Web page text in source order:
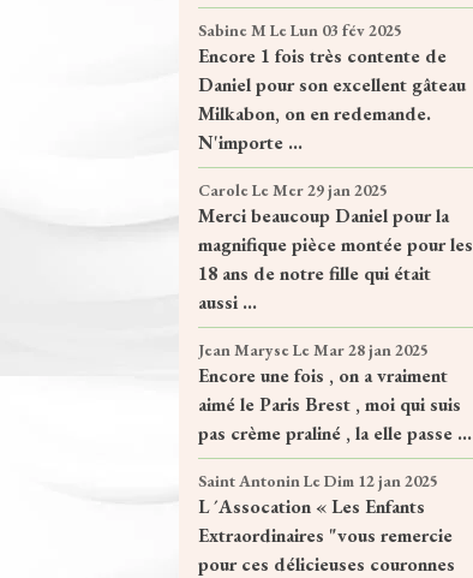
Sabine M Le Lun 03 fév 2025
Encore 1 fois très contente de
Daniel pour son excellent gâteau
Milkabon, on en redemande.
N'importe ...
CaroleLe Mer 29 jan 2025
Merci beaucoup Daniel pour la
magnifique pièce montée pour les
18 ans de notre fille qui était
aussi ...
Jean MaryseLe Mar 28 jan 2025
Encore une fois , on a vraiment
aimé le Paris Brest , moi qui suis
pas crème praliné , la elle passe ...
Saint AntoninLe Dim 12 jan 2025
L ´Assocation « Les Enfants
Extraordinaires "vous remercie
pour ces délicieuses couronnes